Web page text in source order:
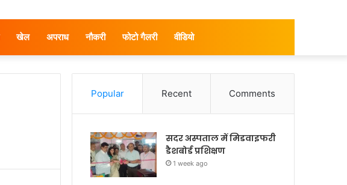
खेल अपराध नौकरी फोटो गैलरी वीडियो
Popular Recent Comments
सदर अस्पताल में मिडवाइफरी
डैशबोर्ड प्रशिक्षण
1 week ago